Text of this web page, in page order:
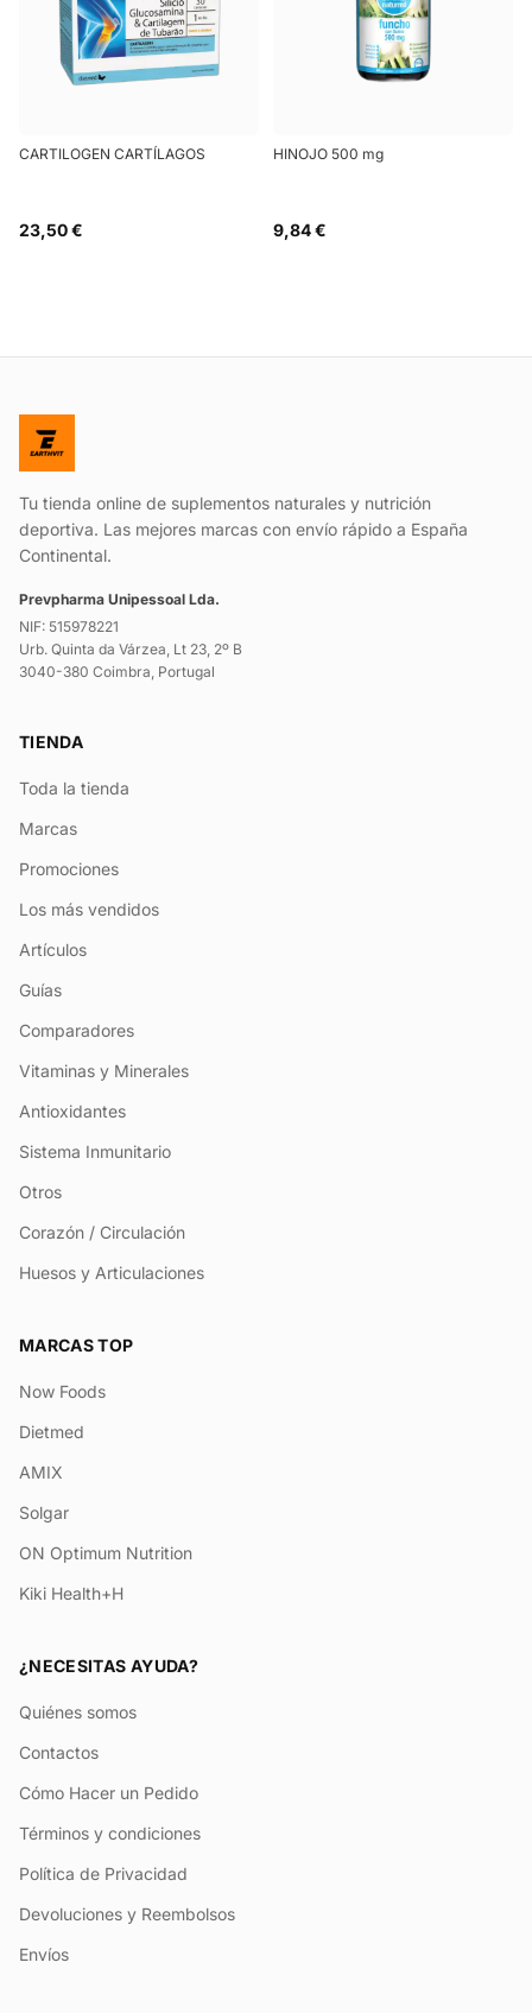
CARTILOGEN CARTÍLAGOS
23,50 €
HINOJO 500 mg
9,84 €
Tu tienda online de suplementos naturales y nutrición
deportiva. Las mejores marcas con envío rápido a España
Continental.
Prevpharma Unipessoal Lda.
NIF: 515978221
Urb. Quinta da Várzea, Lt 23, 2º B
3040-380 Coimbra, Portugal
TIENDA
Toda la tienda
Marcas
Promociones
Los más vendidos
Artículos
Guías
Comparadores
Vitaminas y Minerales
Antioxidantes
Sistema Inmunitario
Otros
Corazón / Circulación
Huesos y Articulaciones
MARCAS TOP
Now Foods
Dietmed
AMIX
Solgar
ON Optimum Nutrition
Kiki Health+H
¿NECESITAS AYUDA?
Quiénes somos
Contactos
Cómo Hacer un Pedido
Términos y condiciones
Política de Privacidad
Devoluciones y Reembolsos
Envíos